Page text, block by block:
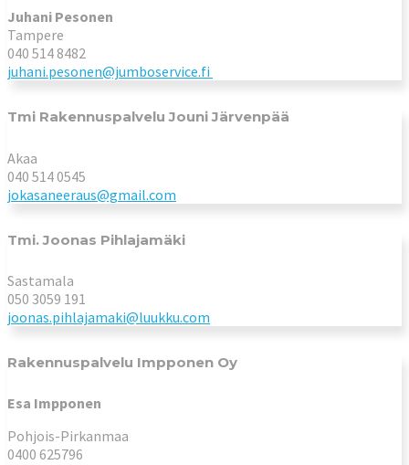
Juhani Pesonen
Tampere
040 514 8482
juhani.pesonen@jumboservice.fi
Tmi Rakennuspalvelu Jouni Järvenpää
Akaa
040 514 0545
jokasaneeraus@gmail.com
Tmi. Joonas Pihlajamäki
Sastamala
050 3059 191
joonas.pihlajamaki@luukku.com
Rakennuspalvelu Impponen Oy
Esa Impponen
Pohjois-Pirkanmaa
0400 625796